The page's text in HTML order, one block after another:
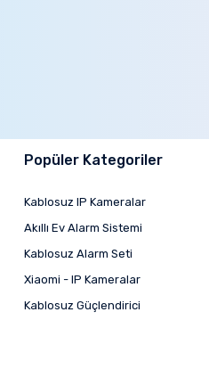
Popüler Kategoriler
Kablosuz IP Kameralar
Akıllı Ev Alarm Sistemi
Kablosuz Alarm Seti
Xiaomi - IP Kameralar
Kablosuz Güçlendirici